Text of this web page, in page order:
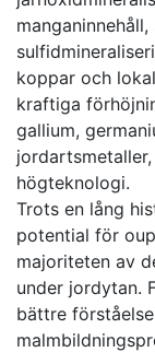
koppar och
kraftiga
gallium,
högteknologi.
Trots en lång
potential för
majoriteten av
under jordytan.
bättre